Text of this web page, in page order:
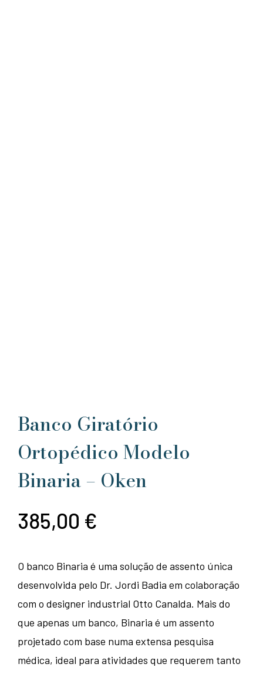
Banco Giratório
Ortopédico Modelo
Binaria – Oken
385,00 €
O banco Binaria é uma solução de assento única
desenvolvida pelo Dr. Jordi Badia em colaboração
com o designer industrial Otto Canalda. Mais do
que apenas um banco, Binaria é um assento
projetado com base numa extensa pesquisa
médica, ideal para atividades que requerem tanto